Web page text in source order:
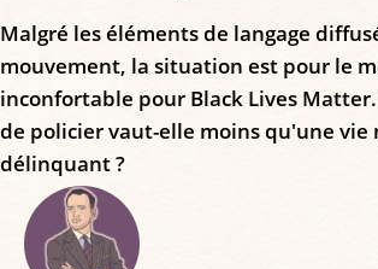
Malgré les éléments de langage
mouvement, la situation est pour le
inconfortable pour Black Lives
de policier vaut-elle moins qu'une vie
délinquant ?